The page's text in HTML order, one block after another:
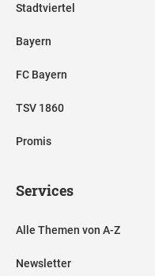
Stadtviertel
Bayern
FC Bayern
TSV 1860
Promis
Services
Alle Themen von A-Z
Newsletter